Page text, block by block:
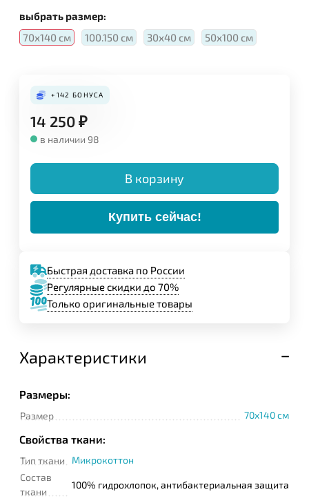
выбрать размер:
70х140 см
100.150 см 30х40 см 50х100 см
+142 БОНУСА
14 250₽
в наличии 98
В корзину
Купить сейчас!
Быстрая доставка по России
Регулярные скидки до 70%
Только оригинальные товары
Характеристики
Размеры:
Размер 70x140 см
Свойства ткани:
Тип ткани
Микрокоттон
Состав
ткани
100% гидрохлопок, антибактериальная защита